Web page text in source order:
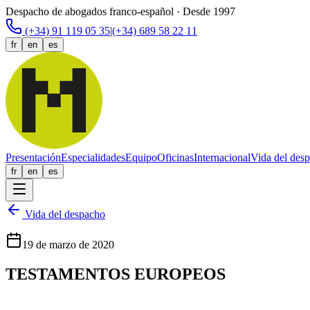
Despacho de abogados franco-español · Desde 1997
(+34) 91 119 05 35|(+34) 689 58 22 11
fr en es
PresentaciónEspecialidadesEquipoOficinasInternacionalVida del
fr en es
Vida del despacho
19 de marzo de 2020
TESTAMENTOS EUROPEOS